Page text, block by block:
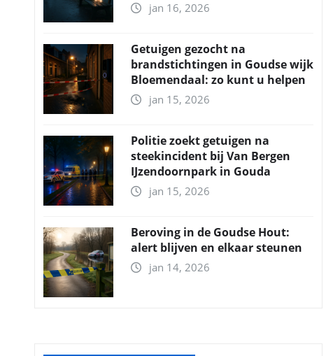
jan 16, 2026
Getuigen gezocht na
brandstichtingen in Goudse wijk
Bloemendaal: zo kunt u helpen
jan 15, 2026
Politie zoekt getuigen na
steekincident bij Van Bergen
IJzendoornpark in Gouda
jan 15, 2026
Beroving in de Goudse Hout:
alert blijven en elkaar steunen
jan 14, 2026